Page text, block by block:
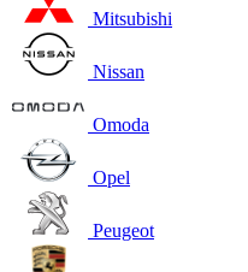
Mitsubishi
Nissan
Omoda
Opel
Peugeot